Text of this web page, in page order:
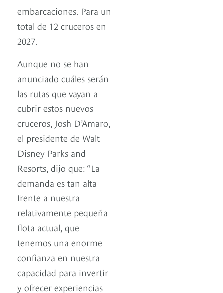
embarcaciones. Para un
total de 12 cruceros en
2027.
Aunque no se han
anunciado cuáles serán
las rutas que vayan a
cubrir estos nuevos
cruceros, Josh D’Amaro,
el presidente de Walt
Disney Parks and
Resorts, dijo que: “La
demanda es tan alta
frente a nuestra
relativamente pequeña
flota actual, que
tenemos una enorme
confianza en nuestra
capacidad para invertir
y ofrecer experiencias